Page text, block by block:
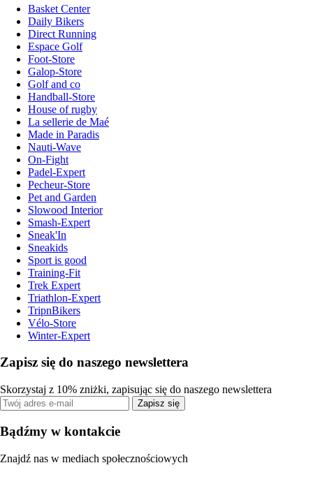
Basket Center
Daily Bikers
Direct Running
Espace Golf
Foot-Store
Galop-Store
Golf and co
Handball-Store
House of rugby
La sellerie de Maé
Made in Paradis
Nauti-Wave
On-Fight
Padel-Expert
Pecheur-Store
Pet and Garden
Slowood Interior
Smash-Expert
Sneak'In
Sneakids
Sport is good
Training-Fit
Trek Expert
Triathlon-Expert
TripnBikers
Vélo-Store
Winter-Expert
Zapisz się do naszego newslettera
Skorzystaj z 10% zniżki, zapisując się do naszego newslettera
Zapisz się
Bądźmy w kontakcie
Znajdź nas w mediach społecznościowych